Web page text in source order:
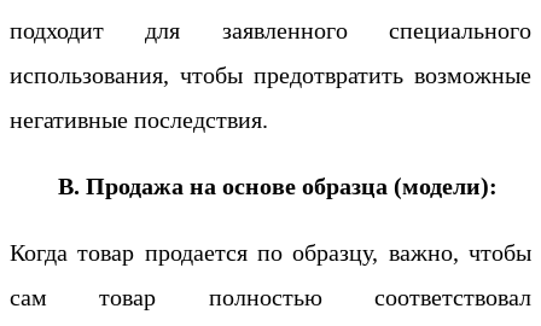
подходит для заявленного специального
использования, чтобы предотвратить возможные
негативные последствия.
В. Продажа на основе образца (модели):
Когда товар продается по образцу, важно, чтобы
сам товар полностью соответствовал